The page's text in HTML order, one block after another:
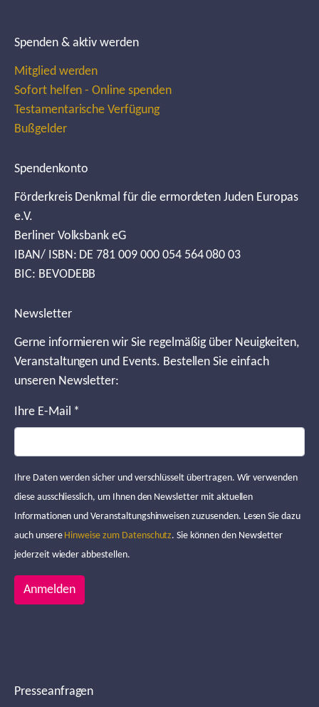
Spenden & aktiv werden
Mitglied werden
Sofort helfen - Online spenden
Testamentarische Verfügung
Bußgelder
Spendenkonto
Förderkreis Denkmal für die ermordeten Juden Europas
e.V.
Berliner Volksbank eG
IBAN/ ISBN: DE 781 009 000 054 564 080 03
BIC: BEVODEBB
Newsletter
Gerne informieren wir Sie regelmäßig über Neuigkeiten,
Veranstaltungen und Events. Bestellen Sie einfach
unseren Newsletter:
Ihre E-Mail *
Ihre Daten werden sicher und verschlüsselt übertragen. Wir verwenden
diese ausschliesslich, um Ihnen den Newsletter mit aktuellen
Informationen und Veranstaltungshinweisen zuzusenden. Lesen Sie dazu
auch unsere Hinweise zum Datenschutz. Sie können den Newsletter
jederzeit wieder abbestellen.
Anmelden
Presseanfragen